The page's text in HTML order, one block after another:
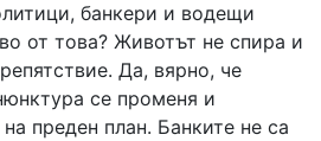
банкери и водещи
от това? Животът не спира и
Да, вярно, че
се променя и
преден план. Банките не са